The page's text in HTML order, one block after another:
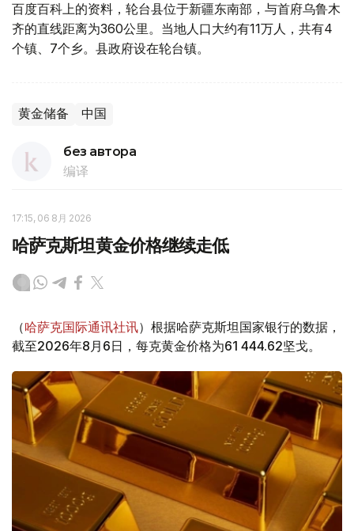
百度百科上的资料，轮台县位于新疆东南部，与首府乌鲁木
齐的直线距离为360公里。当地人口大约有11万人，共有4
个镇、7个乡。县政府设在轮台镇。
黄金储备 中国
без автора
编译
17:15, 06 8月 2026
哈萨克斯坦黄金价格继续走低
（哈萨克国际通讯社讯）根据哈萨克斯坦国家银行的数据，
截至2026年8月6日，每克黄金价格为61 444.62坚戈。